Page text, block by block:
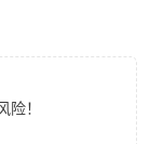
！